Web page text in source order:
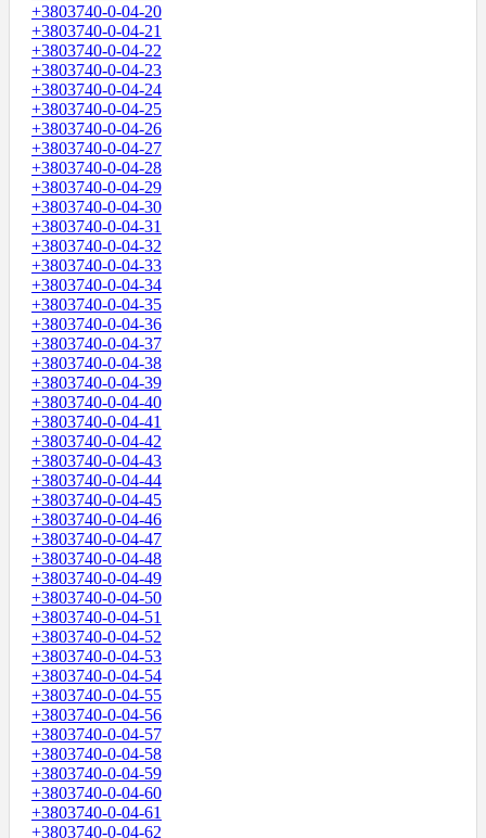
+3803740-0-04-20
+3803740-0-04-21
+3803740-0-04-22
+3803740-0-04-23
+3803740-0-04-24
+3803740-0-04-25
+3803740-0-04-26
+3803740-0-04-27
+3803740-0-04-28
+3803740-0-04-29
+3803740-0-04-30
+3803740-0-04-31
+3803740-0-04-32
+3803740-0-04-33
+3803740-0-04-34
+3803740-0-04-35
+3803740-0-04-36
+3803740-0-04-37
+3803740-0-04-38
+3803740-0-04-39
+3803740-0-04-40
+3803740-0-04-41
+3803740-0-04-42
+3803740-0-04-43
+3803740-0-04-44
+3803740-0-04-45
+3803740-0-04-46
+3803740-0-04-47
+3803740-0-04-48
+3803740-0-04-49
+3803740-0-04-50
+3803740-0-04-51
+3803740-0-04-52
+3803740-0-04-53
+3803740-0-04-54
+3803740-0-04-55
+3803740-0-04-56
+3803740-0-04-57
+3803740-0-04-58
+3803740-0-04-59
+3803740-0-04-60
+3803740-0-04-61
+3803740-0-04-62